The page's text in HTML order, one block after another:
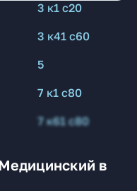
3 к1 с20
3 к41 с60
5
7 к1 с80
7 к61 с80
в